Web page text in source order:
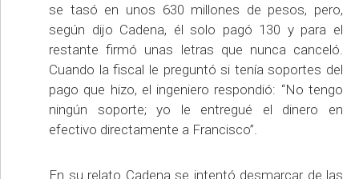
se tasó en unos 630 millones de pesos, pero,
según dijo Cadena, él solo pagó 130 y para el
restante firmó unas letras que nunca canceló.
Cuando la fiscal le preguntó si tenía soportes del
pago que hizo, el ingeniero respondió: “No tengo
ningún soporte; yo le entregué el dinero en
efectivo directamente a Francisco”.
En su relato Cadena se intentó desmarcar de las